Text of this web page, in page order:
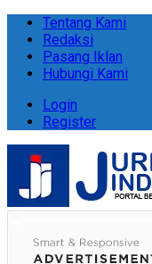
Tentang Kami
Redaksi
Pasang Iklan
Hubungi Kami
Login
Register